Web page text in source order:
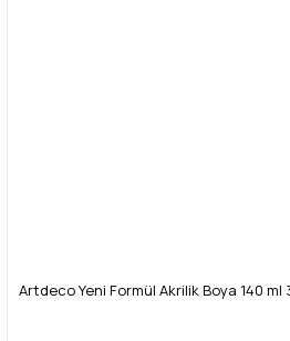
Artdeco Yeni Formül Akrilik Boya 140 ml